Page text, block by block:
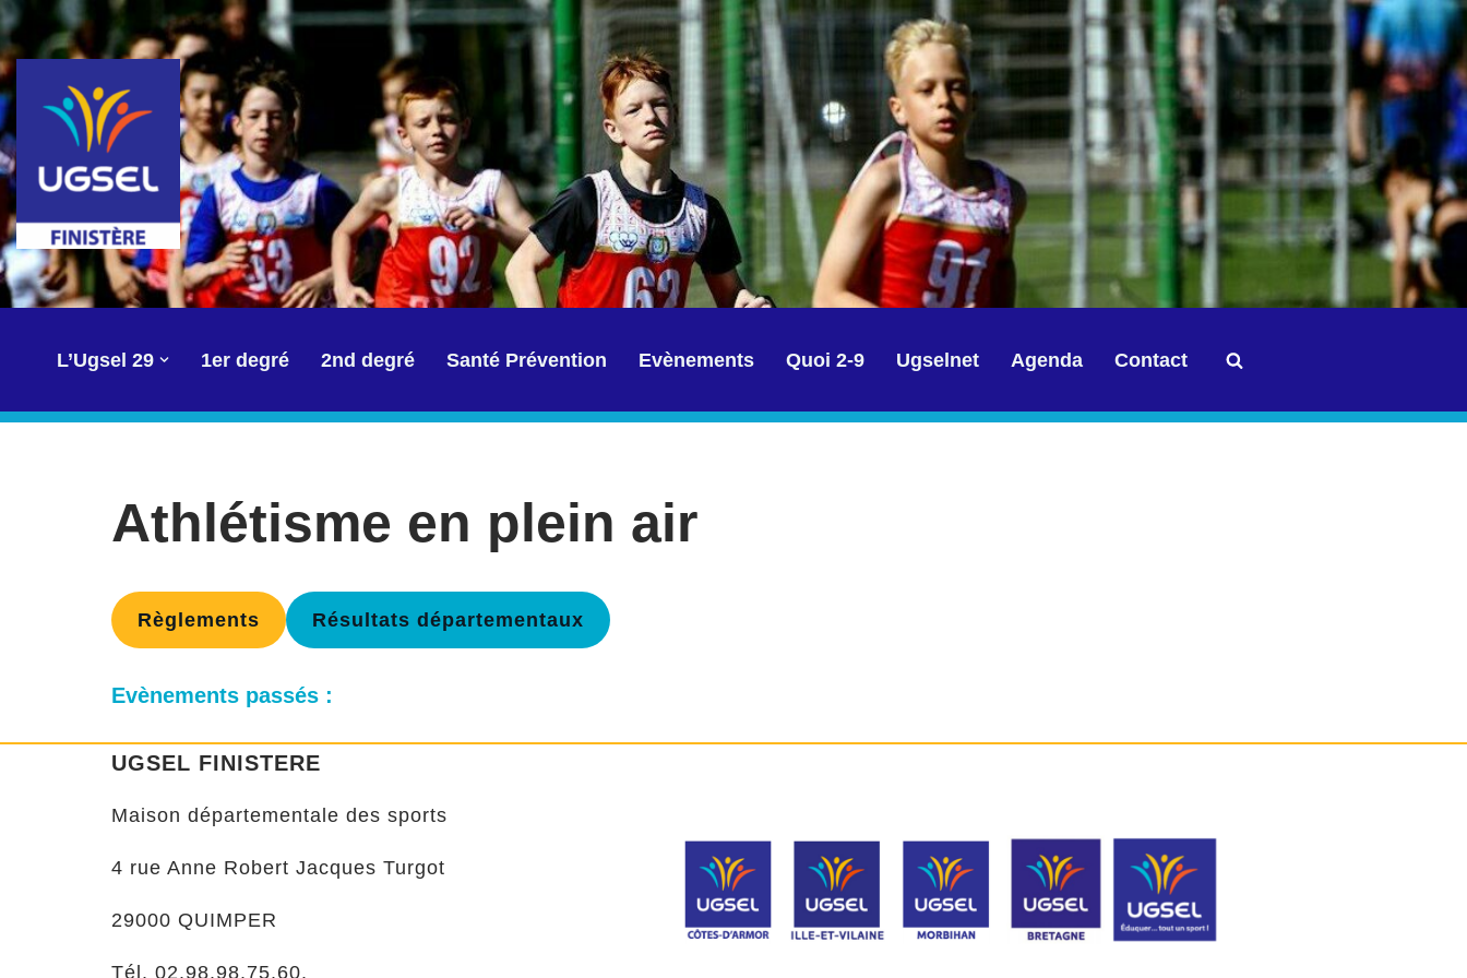
Aller
contenu
L’Ugsel 29 1er degré 2nd degré Santé Prévention Evènements Quoi 2-9 Ugselnet Agenda Contact
Athlétisme en plein air
Règlements Résultats départementaux
Evènements passés :
UGSEL FINISTERE
Maison départementale des sports
4 rue Anne Robert Jacques Turgot
29000 QUIMPER
Tél. 02.98.98.75.60.